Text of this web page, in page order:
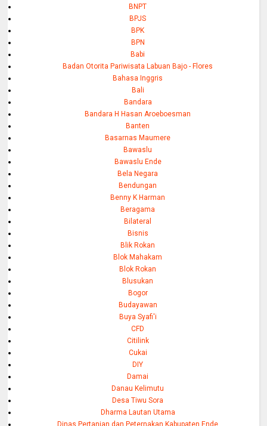
BNPT
BPJS
BPK
BPN
Babi
Badan Otorita Pariwisata Labuan Bajo - Flores
Bahasa Inggris
Bali
Bandara
Bandara H Hasan Aroeboesman
Banten
Basarnas Maumere
Bawaslu
Bawaslu Ende
Bela Negara
Bendungan
Benny K Harman
Beragama
Bilateral
Bisnis
Blik Rokan
Blok Mahakam
Blok Rokan
Blusukan
Bogor
Budayawan
Buya Syafi'i
CFD
Citilink
Cukai
DIY
Damai
Danau Kelimutu
Desa Tiwu Sora
Dharma Lautan Utama
Dinas Pertanian dan Peternakan Kabupaten Ende